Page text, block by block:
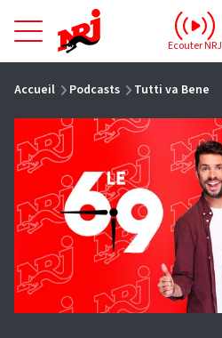
NRJ - Accueil
Ecouter NRJ
Accueil Podcasts Tutti va Bene